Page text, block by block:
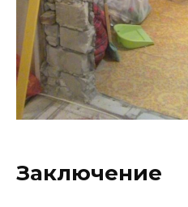
Заключение